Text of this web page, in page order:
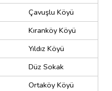
Çavuşlu Köyü
Kıranköy Köyü
Yıldız Köyü
Düz Sokak
Ortaköy Köyü